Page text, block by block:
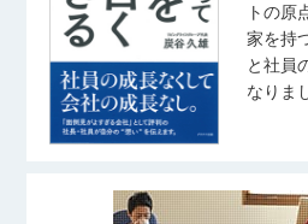
トの原
家を持
と社員
なりま